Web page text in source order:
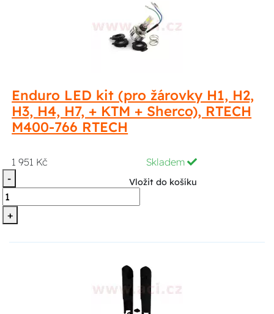
Enduro LED kit (pro žárovky H1, H2,
H3, H4, H7, + KTM + Sherco), RTECH
M400-766 RTECH
1 951 Kč
Skladem
-
+
Vložit do košíku